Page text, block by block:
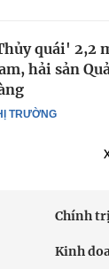
TRƯỜNG
quái' 2,2
hải sản
Chính
Kinh